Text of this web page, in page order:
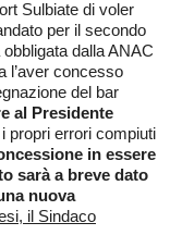
Sulbiate di voler
per il secondo
dalla ANAC
l’aver concesso
del bar
al Presidente
propri errori compiuti
in essere
sarà a breve dato
nuova
il Sindaco